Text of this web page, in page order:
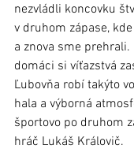
nezvládli koncovku
v druhom zápase,
a znova sme
domáci si víťazstvá
Ľubovňa robí takýto
hala a výborná
športovo po druhom
hráč Lukáš Královič.